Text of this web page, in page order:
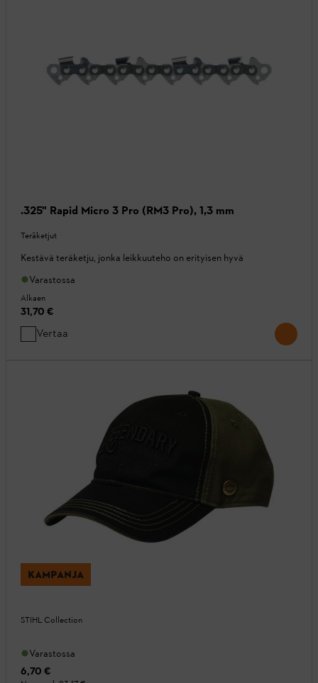
.325" Rapid Micro 3 Pro (RM3 Pro), 1,3 mm
Teräketjut
Kestävä teräketju, jonka leikkuuteho on erityisen hyvä
Varastossa
Alkaen
31,70 €
Vertaa
KAMPANJA
STIHL Collection
Varastossa
6,70 €